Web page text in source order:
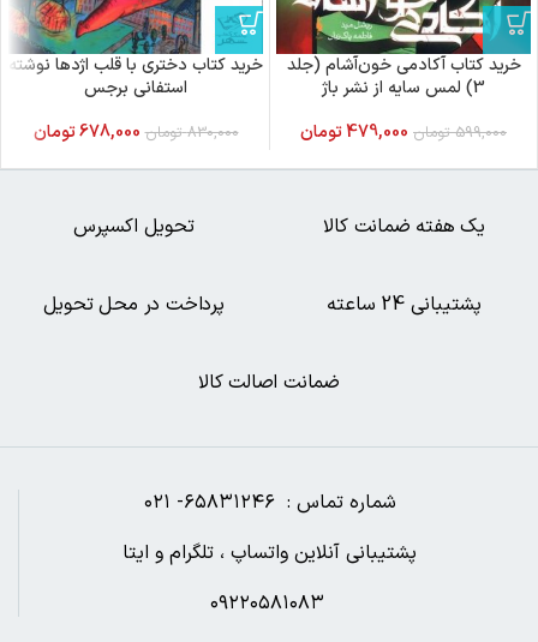
خرید کتاب آکادمی خون‌آشام (جلد
3) لمس سایه از نشر باژ
599,000 تومان 479,000تومان
خرید کتاب دختری با قلب اژدها نوشته
استفانی برجس
830,000 تومان 678,000تومان
ضمانت اصالت کالا
پرداخت در محل تحویل پشتیبانی 24 ساعته
تحویل اکسپرس یک هفته ضمانت کالا
شماره تماس : ۶۵۸۳۱۲۴۶- ۰۲۱
پشتیبانی آنلاین واتساپ ، تلگرام و ایتا